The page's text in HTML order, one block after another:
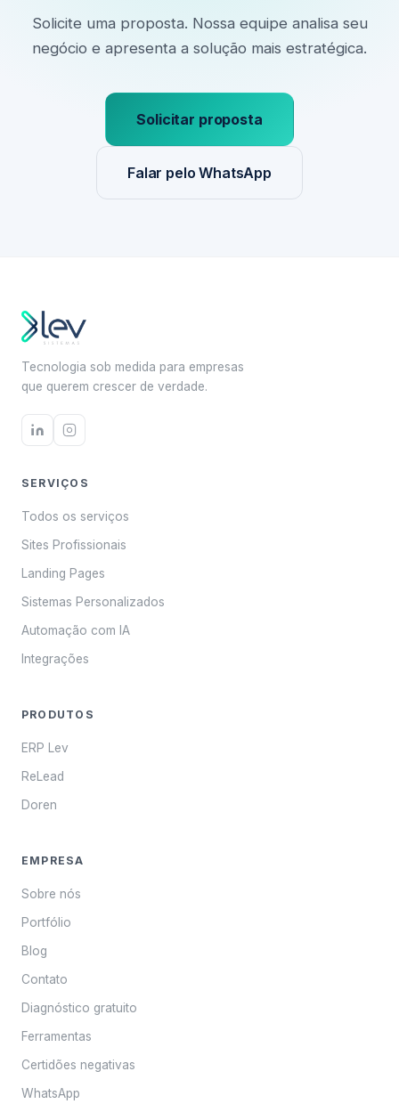
Solicite uma proposta. Nossa equipe analisa seu
negócio e apresenta a solução mais estratégica.
Solicitar proposta
Falar pelo WhatsApp
Tecnologia sob medida para empresas
que querem crescer de verdade.
SERVIÇOS
Todos os serviços
Sites Profissionais
Landing Pages
Sistemas Personalizados
Automação com IA
Integrações
PRODUTOS
ERP Lev
ReLead
Doren
EMPRESA
Sobre nós
Portfólio
Blog
Contato
Diagnóstico gratuito
Ferramentas
Certidões negativas
WhatsApp